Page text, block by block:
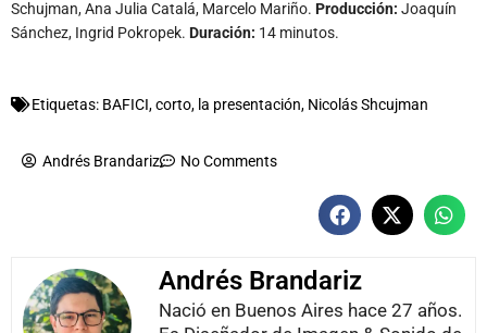
Schujman, Ana Julia Catalá, Marcelo Mariño. Producción: Joaquín
Sánchez, Ingrid Pokropek. Duración: 14 minutos.
Etiquetas: BAFICI,corto, la presentación, Nicolás Shcujman
Andrés Brandariz No Comments
Andrés Brandariz
Nació en Buenos Aires hace 27 años.